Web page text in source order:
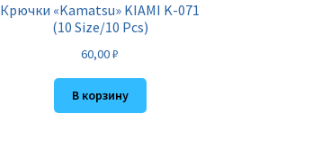
Крючки «Kamatsu» KIAMI K-071
(10 Size/10 Pcs)
60,00₽
В корзину